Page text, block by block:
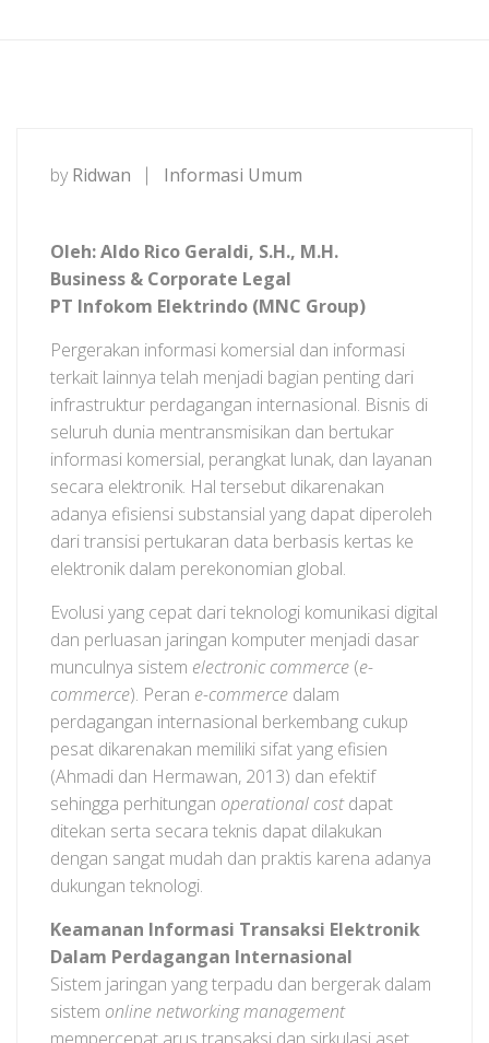
by Ridwan Informasi Umum
Oleh: Aldo Rico Geraldi, S.H., M.H.
Business & Corporate Legal
PT Infokom Elektrindo (MNC Group)
Pergerakan informasi komersial dan informasi
terkait lainnya telah menjadi bagian penting dari
infrastruktur perdagangan internasional. Bisnis di
seluruh dunia mentransmisikan dan bertukar
informasi komersial, perangkat lunak, dan layanan
secara elektronik. Hal tersebut dikarenakan
adanya efisiensi substansial yang dapat diperoleh
dari transisi pertukaran data berbasis kertas ke
elektronik dalam perekonomian global.
Evolusi yang cepat dari teknologi komunikasi digital
dan perluasan jaringan komputer menjadi dasar
munculnya sistem electronic commerce (e-
commerce). Peran e-commerce dalam
perdagangan internasional berkembang cukup
pesat dikarenakan memiliki sifat yang efisien
(Ahmadi dan Hermawan, 2013) dan efektif
sehingga perhitungan operational costdapat
ditekan serta secara teknis dapat dilakukan
dengan sangat mudah dan praktis karena adanya
dukungan teknologi.
Keamanan Informasi Transaksi Elektronik
Dalam Perdagangan Internasional
Sistem jaringan yang terpadu dan bergerak dalam
sistem online networking management